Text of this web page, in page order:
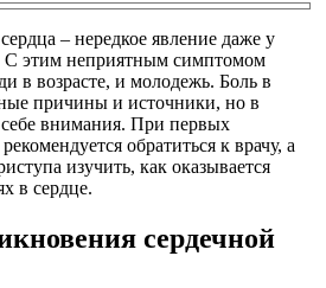
– нередкое явление даже у
С этим неприятным симптомом
в возрасте, и молодежь. Боль в
причины и источники, но в
внимания. При первых
обратиться к врачу, а
изучить, как оказывается
в сердце.
сердечной